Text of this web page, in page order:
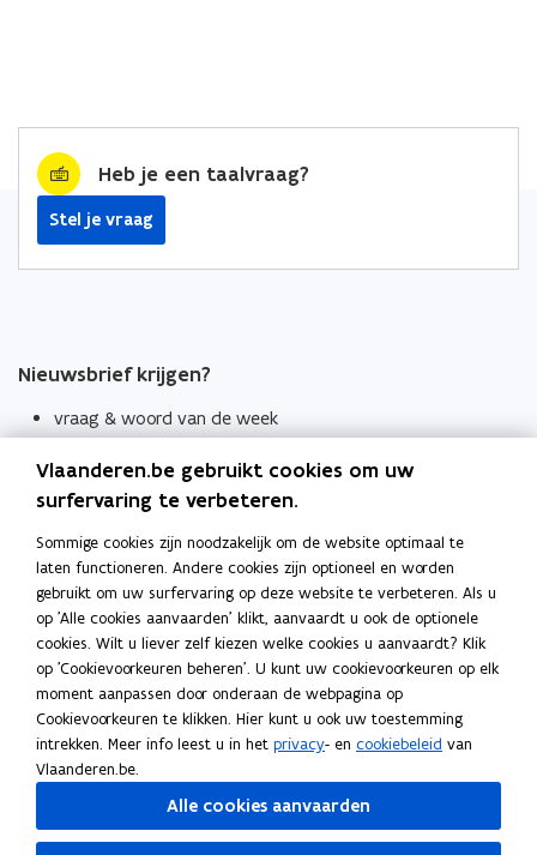
Heb je een taalvraag?
Stel je vraag
Nieuwsbrief krijgen?
vraag & woord van de week
Schrijf je in
Thema's
Taaladviezen
Spellingregels
Tips voor duidelijke taal
Bekijk ook
Spellingtests
Boek- en webwijzer
Vlaanderen.be gebruikt cookies om uw
surfervaring te verbeteren.
Sommige cookies zijn noodzakelijk om de website optimaal te
laten functioneren. Andere cookies zijn optioneel en worden
gebruikt om uw surfervaring op deze website te verbeteren. Als u
op 'Alle cookies aanvaarden' klikt, aanvaardt u ook de optionele
cookies. Wilt u liever zelf kiezen welke cookies u aanvaardt? Klik
op 'Cookievoorkeuren beheren'. U kunt uw cookievoorkeuren op elk
moment aanpassen door onderaan de webpagina op
Cookievoorkeuren te klikken. Hier kunt u ook uw toestemming
intrekken. Meer info leest u in het privacy- en cookiebeleid van
Vlaanderen.be.
Alle cookies aanvaarden